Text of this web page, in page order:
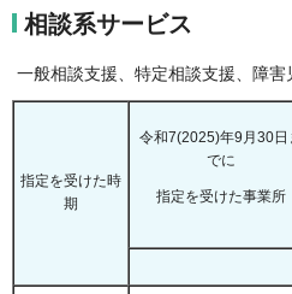
相談系サービス
一般相談支援、特定相談支援、障害
指定を受けた時
期
令和7(2025)年9月30日
でに
指定を受けた事業所